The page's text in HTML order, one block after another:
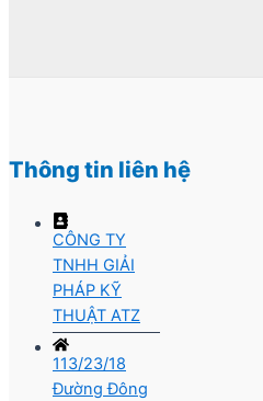
Thông tin liên hệ
CÔNG TY
TNHH GIẢI
PHÁP KỸ
THUẬT ATZ
113/23/18
Đường Đông